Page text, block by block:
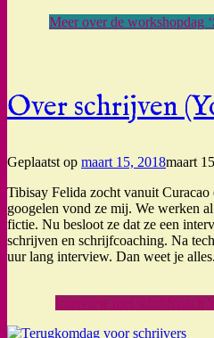
Meer over de workshopdag
Over schrijven
Geplaatst op maart 15, 2018maart
Tibisay Felida zocht vanuit
googelen vond ze mij. We werken
fictie. Nu besloot ze dat ze een
schrijven en schrijfcoaching. Na
uur lang interview. Dan weet je